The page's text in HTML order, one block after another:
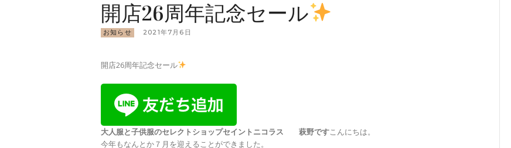
開店26周年記念セール
お知らせ 2021年7月6日
開店26周年記念セール
大人服と子供服のセレクトショップセイントニコラス 萩野ですこんにちは。
今年もなんとか７月を迎えることができました。